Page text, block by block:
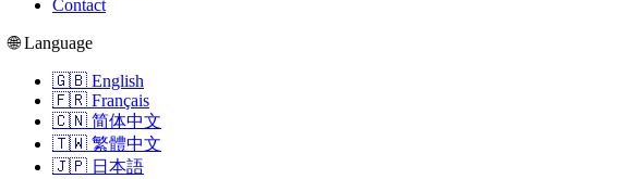
Contact
🌐 Language
🇬🇧 English
🇫🇷 Français
🇨🇳 简体中文
🇹🇼 繁體中文
🇯🇵 日本語